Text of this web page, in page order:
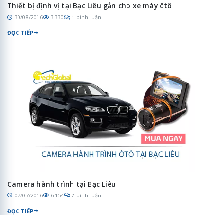
Thiết bị định vị tại Bạc Liêu gắn cho xe máy ôtô
30/08/2016 3.330 1 bình luận
ĐỌC TIẾP
Camera hành trình tại Bạc Liêu
07/07/2016 6.154 2 bình luận
ĐỌC TIẾP